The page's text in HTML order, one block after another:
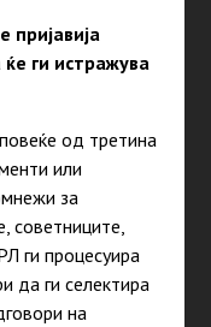
пријавија
ги истражува
од третина
или
за
советниците,
ги процесуира
да ги селектира
на